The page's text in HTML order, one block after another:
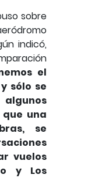
sobre
indicó,
el
sólo se
una
se
vuelos
y Los